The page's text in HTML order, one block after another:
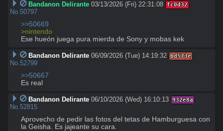
Bandanon Delirante 03/13/2026 (Fri) 22:31:08 fc0d32
No.50797
>>50669
>nintendo
Ese hueón juega pura mierda de Sony y mobas kek
Bandanon Delirante 06/09/2026 (Tue) 14:19:32 bd573e
No.52799
>>50667
Es real
Bandanon Delirante 06/10/2026 (Wed) 16:10:13 932e8a
No.52815
Aprovecho de pedir las fotos del tetas de Hamburguesa con
la Geisha. Es jajeante su cara.